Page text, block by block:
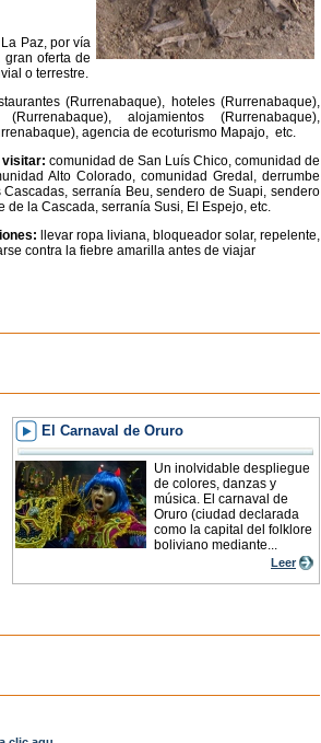
Paz, por vía
oferta de
o terrestre.
(Rurrenabaque), hoteles (Rurrenabaque),
(Rurrenabaque), alojamientos (Rurrenabaque),
agencia de ecoturismo Mapajo, etc.
visitar: comunidad de San Luís Chico, comunidad de
Alto Colorado, comunidad Gredal, derrumbe
Cascadas, serranía Beu, sendero de Suapi, sendero
de la Cascada, serranía Susi, El Espejo, etc.
llevar ropa liviana, bloqueador solar, repelente,
contra la fiebre amarilla antes de viajar
El Carnaval de Oruro
Un inolvidable despliegue
de colores, danzas y
música. El carnaval de
Oruro (ciudad declarada
como la capital del folklore
boliviano mediante...
Leer